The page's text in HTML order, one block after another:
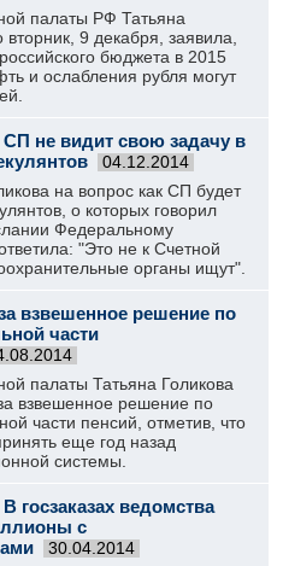
палаты РФ Татьяна
вторник, 9 декабря, заявила,
бюджета в 2015
и ослабления рубля могут
СП не видит свою задачу в
04.12.2014
на вопрос как СП будет
о которых говорил
Федеральному
"Это не к Счетной
органы ищут".
взвешенное решение по
части
палаты Татьяна Голикова
взвешенное решение по
части пенсий, отметив, что
еще год назад
системы.
госзаказах ведомства
с
30.04.2014